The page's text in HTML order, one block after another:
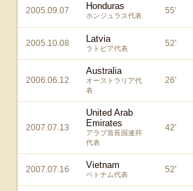
2005.09.07 Honduras
ホンジュラス代表
55'
2005.10.08 Latvia
ラトビア代表
52'
2006.06.12
Australia
オーストラリア代
表
26'
2007.07.13
United Arab
Emirates
アラブ首長国連邦
代表
42'
2007.07.16 Vietnam
ベトナム代表
52'